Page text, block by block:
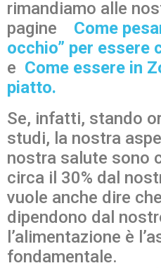
rimandiamo alle
pagine
Come
occhio” per essere
e Come essere in
piatto.
Se, infatti, stando
studi, la nostra
nostra salute sono
circa il 30% dal
vuole anche dire
dipendono dal
l’alimentazione è
fondamentale.